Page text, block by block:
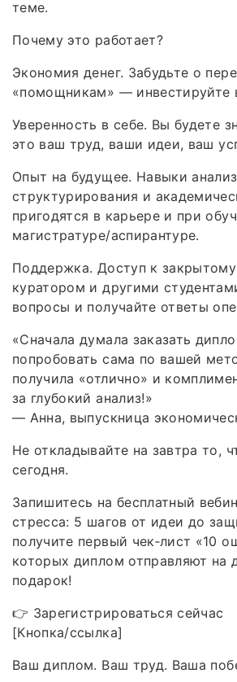
теме.
Почему это работает?
Экономия денег. Забудьте о
«помощникам» — инвестируйте
Уверенность в себе. Вы будете
это ваш труд, ваши идеи, ваш
Опыт на будущее. Навыки
структурирования и
пригодятся в карьере и при
магистратуре/аспирантуре.
Поддержка. Доступ к закрытому
куратором и другими
вопросы и получайте ответы
«Сначала думала заказать
попробовать сама по вашей
получила «отлично» и
за глубокий анализ!»
— Анна, выпускница
Не откладывайте на завтра то,
сегодня.
Запишитесь на бесплатный
стресса: 5 шагов от идеи до
получите первый чек‑лист «10
которых диплом отправляют на
подарок!
👉 Зарегистрироваться сейчас
[Кнопка/ссылка]
Ваш диплом. Ваш труд. Ваша